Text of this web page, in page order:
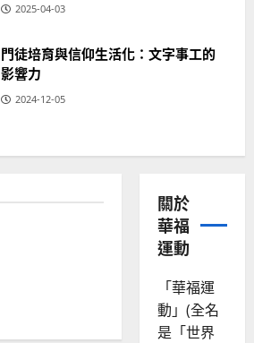
2025-04-03
門徒培育與信仰生活化：文字事工的
影響力
2024-12-05
使命｜
堂｜劉利宇
啟地區華人
關於
華福
運動
「華福運
動」(全名
是「世界